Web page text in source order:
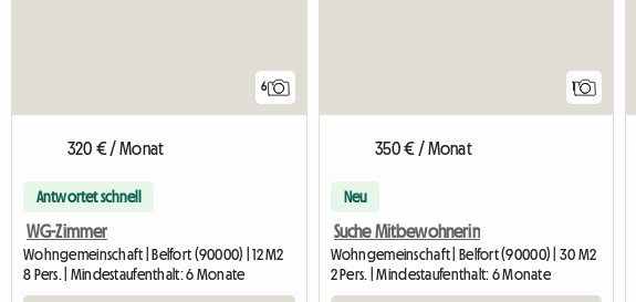
6
320 € / Monat
Antwortet schnell
WG-Zimmer
Wohngemeinschaft | Belfort (90000) | 12 M2
8 Pers. | Mindestaufenthalt: 6 Monate
1
350 € / Monat
Neu
Suche Mitbewohnerin
Wohngemeinschaft | Belfort (90000) | 30 M2
2 Pers. | Mindestaufenthalt: 6 Monate